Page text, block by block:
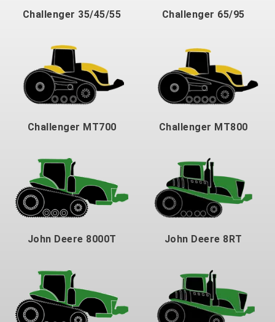
Challenger 35/45/55 Challenger 65/95
Challenger MT700 Challenger MT800
John Deere 8000T John Deere 8RT